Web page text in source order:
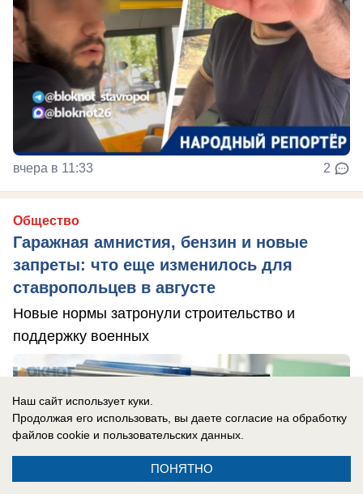
вчера в 11:33 2
Общество
Гаражная амнистия, бензин и новые
запреты: что еще изменилось для
ставропольцев в августе
Новые нормы затронули строительство и
поддержку военных
Наш сайт использует куки.
Продолжая его использовать, вы даете согласие на обработку
файлов cookie и пользовательских данных.
ПОНЯТНО